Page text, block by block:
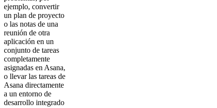
ejemplo, convertir
un plan de proyecto
o las notas de una
reunión de otra
aplicación en un
conjunto de tareas
completamente
asignadas en Asana,
o llevar las tareas de
Asana directamente
a un entorno de
desarrollo integrado